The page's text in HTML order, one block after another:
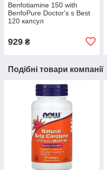
Benfotiamine 150 with
BenfoPure Doctor's s Best
120 капсул
929 ₴
Подібні товари компанії